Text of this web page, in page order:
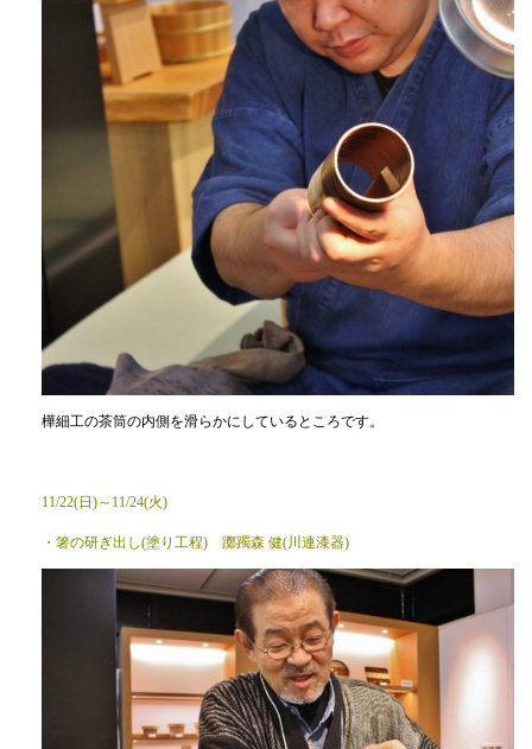
樺細工の茶筒の内側を滑らかにしているところです。
11/22(日)～11/24(火)
・箸の研ぎ出し(塗り工程) 躑躅森 健(川連漆器)